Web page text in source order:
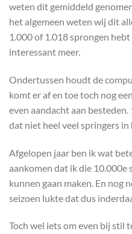
weten dit gemiddeld
het algemeen weten wij dit
1.000 of 1.018 sprongen
interessant meer.
Ondertussen houdt de
komt er af en toe toch nog
even aandacht aan besteden.
dat niet heel veel springers in
Afgelopen jaar ben ik wat
aankomen dat ik die 10.000e
kunnen gaan maken. En nog
seizoen lukte dat dus
Toch wel iets om even bij stil